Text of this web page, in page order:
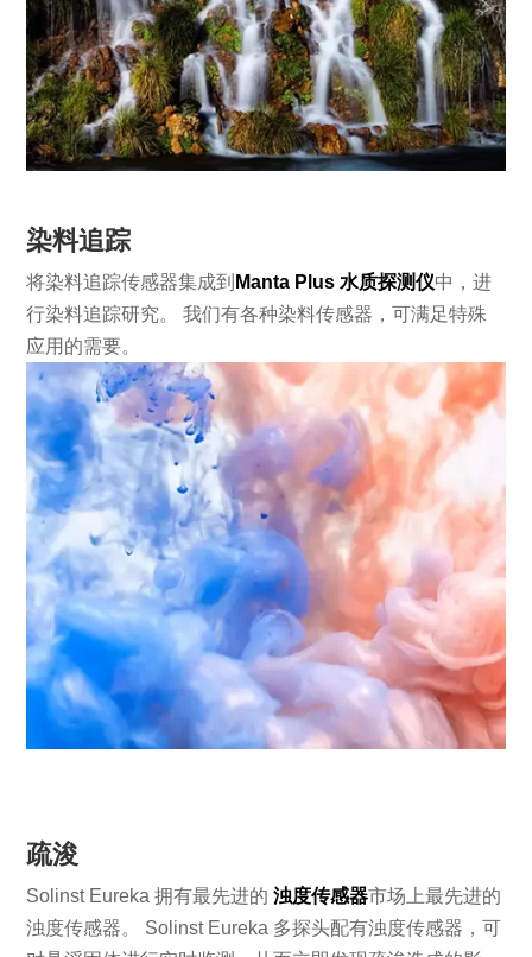
染料追踪
将染料追踪传感器集成到 Manta Plus 水质探测仪中，进
行染料追踪研究。 我们有各种染料传感器，可满足特殊
应用的需要。
疏浚
Solinst Eureka 拥有最先进的浊度传感器市场上最先进的
浊度传感器。 Solinst Eureka 多探头配有浊度传感器，可